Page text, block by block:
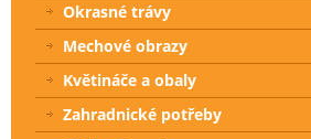
Okrasné trávy
Mechové obrazy
Květináče a obaly
Zahradnické potřeby